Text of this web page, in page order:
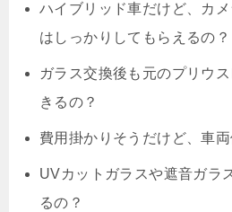
ハイブリッド車だけど、カ
はしっかりしてもらえるの？
ガラス交換後も元のプリウ
きるの ？
費用掛かりそうだけど、車
UVカットガラスや遮音ガラ
るの？